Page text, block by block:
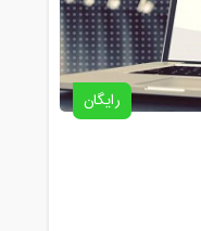
رایگان